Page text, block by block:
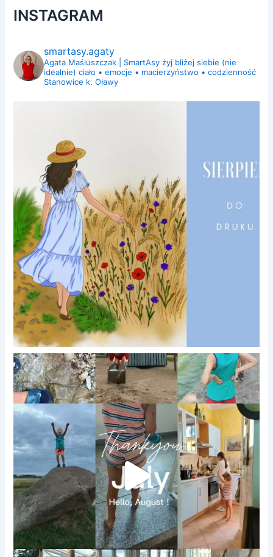
INSTAGRAM
smartasy.agaty
Agata Maśluszczak | SmartAsy żyj bliżej siebie (nie
idealnie) ciało • emocje • macierzyństwo • codzienność
Stanowice k. Oławy